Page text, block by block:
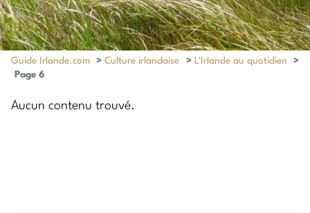
Guide Irlande.com >Culture irlandaise > L'Irlande au quotidien
>
Page 6
Aucun contenu trouvé.